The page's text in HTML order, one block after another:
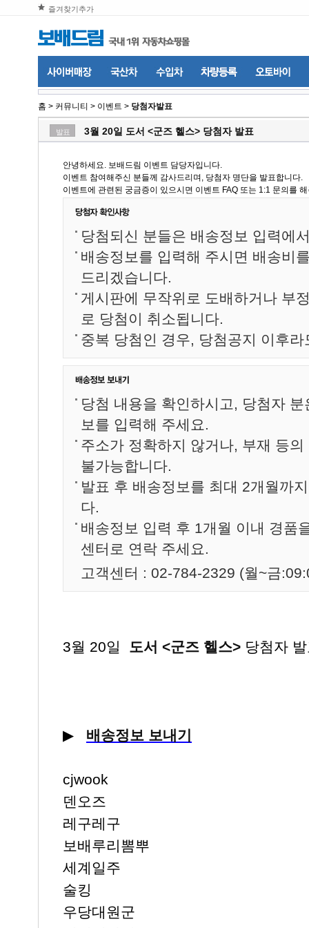
즐겨찾기추가
홈 > 커뮤니티 > 이벤트 > 당첨자발표
발표 3월 20일 도서 <군즈 헬스> 당첨자 발표
안녕하세요. 보배드림 이벤트 담당자입니다.
이벤트 참여해주신 분들께 감사드리며, 당첨자 명단을 발표합니다.
이벤트에 관련된 궁금증이 있으시면 이벤트 FAQ 또는 1:1 문의를
당첨되신 분들은 배송정보 입력에
배송정보를 입력해 주시면 배송비
드리겠습니다.
게시판에 무작위로 도배하거나 부
로 당첨이 취소됩니다.
중복 당첨인 경우, 당첨공지 이후
당첨 내용을 확인하시고, 당첨자
보를 입력해 주세요.
주소가 정확하지 않거나, 부재 등
불가능합니다.
발표 후 배송정보를 최대 2개월까
다.
배송정보 입력 후 1개월 이내 경품
센터로 연락 주세요.
고객센터 : 02-784-2329 (월~금
3월 20일 도서 <군즈 헬스> 당첨자
▶ 배송정보 보내기
cjwook
덴오즈
레구레구
보배루리뽐뿌
세계일주
술킹
우당대원군